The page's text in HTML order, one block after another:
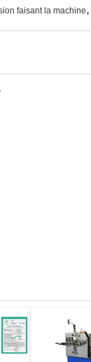
faisant la machine,